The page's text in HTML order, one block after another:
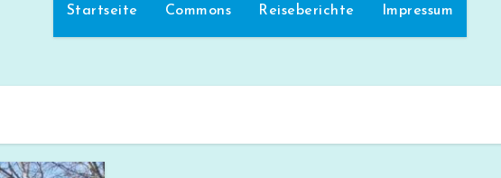
Startseite Commons Reiseberichte Impressum